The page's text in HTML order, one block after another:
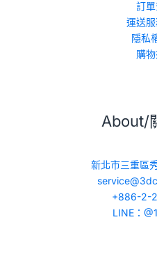
訂
運送
隱私
購
About/
新北市三重區
+886-2-
LINE：